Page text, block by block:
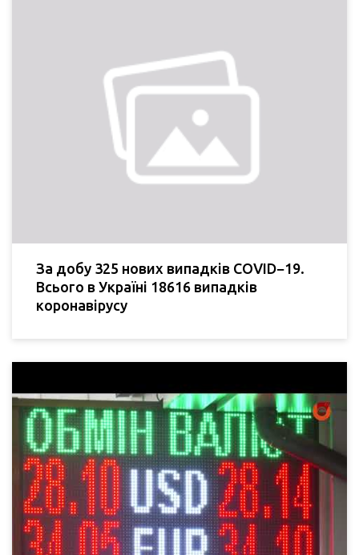
За добу 325 нових випадків COVID−19.
Всього в Україні 18616 випадків
коронавірусу